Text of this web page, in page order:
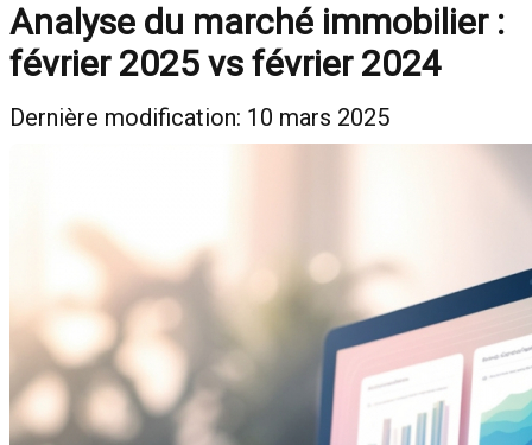
Analyse du marché immobilier :
février 2025 vs février 2024
Dernière modification: 10 mars 2025